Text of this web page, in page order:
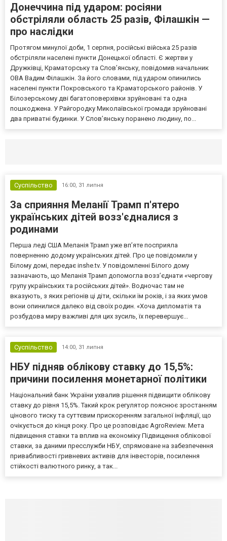
Донеччина під ударом: росіяни
обстріляли область 25 разів, Філашкін —
про наслідки
Протягом минулої доби, 1 серпня, російські війська 25 разів
обстріляли населені пункти Донецької області. Є жертви у
Дружківці, Краматорську та Слов’янську, повідомив начальник
ОВА Вадим Філашкін. За його словами, під ударом опинились
населені пункти Покровського та Краматорського районів. У
Білозерському дві багатоповерхівки зруйновані та одна
пошкоджена. У Райгородку Миколаївської громади зруйновані
два приватні будинки. У Слов’янську поранено людину, по...
Суспільство 16:00, 31 липня
За сприяння Меланії Трамп п'ятеро
українських дітей возз'єдналися з
родинами
Перша леді США Меланія Трамп уже впʼяте посприяла
поверненню додому українських дітей. Про це повідомили у
Білому домі, передає inshe.tv. У повідомленні Білого дому
зазначають, що Меланія Трамп допомогла возз’єднати «чергову
групу українських та російських дітей». Водночас там не
вказують, з яких регіонів ці діти, скільки їм років, і за яких умов
вони опинилися далеко від своїх родин. «Хоча дипломатія та
розбудова миру важливі для цих зусиль, їх перевершує...
Суспільство 14:00, 31 липня
НБУ підняв облікову ставку до 15,5%:
причини посилення монетарної політики
Національний банк України ухвалив рішення підвищити облікову
ставку до рівня 15,5%. Такий крок регулятор пояснює зростанням
цінового тиску та суттєвим прискоренням загальної інфляції, що
очікується до кінця року. Про це розповідає AgroReview. Мета
підвищення ставки та вплив на економіку Підвищення облікової
ставки, за даними пресслужби НБУ, спрямоване на забезпечення
привабливості гривневих активів для інвесторів, посилення
стійкості валютного ринку, а так...